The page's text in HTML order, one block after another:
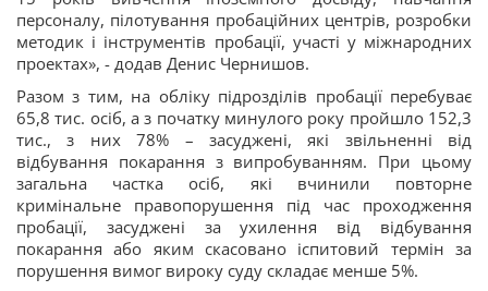
персоналу, пілотування пробаційних центрів, розробки
методик і інструментів пробації, участі у міжнародних
проектах», - додав Денис Чернишов.
Разом з тим, на обліку підрозділів пробації перебуває
65,8 тис. осіб, а з початку минулого року пройшло 152,3
тис., з них 78% – засуджені, які звільненні від
відбування покарання з випробуванням. При цьому
загальна частка осіб, які вчинили повторне
кримінальне правопорушення під час проходження
пробації, засуджені за ухилення від відбування
покарання або яким скасовано іспитовий термін за
порушення вимог вироку суду складає менше 5%.